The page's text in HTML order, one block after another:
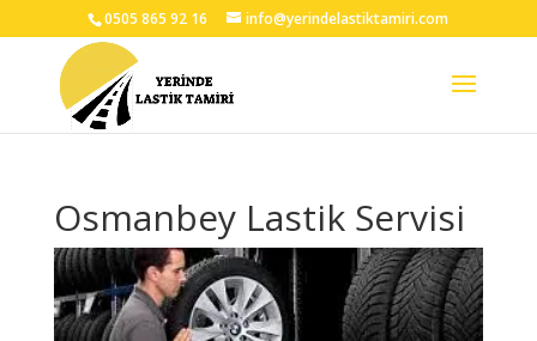
0505 865 92 16 info@yerindelastiktamiri.com
Osmanbey Lastik Servisi